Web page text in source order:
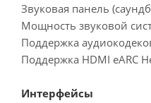
Звуковая панель
Мощность звуковой
Поддержка
Поддержка HDMI eARC
Интерфейсы